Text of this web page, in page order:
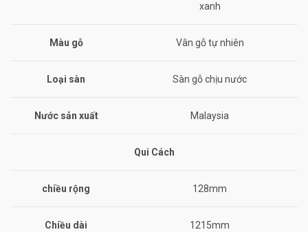
xanh
Màu gỗ Vân gỗ tự nhiên
Loại sàn Sàn gỗ chịu nước
Nước sản xuất Malaysia
Qui Cách
chiều rộng 128mm
Chiều dài 1215mm